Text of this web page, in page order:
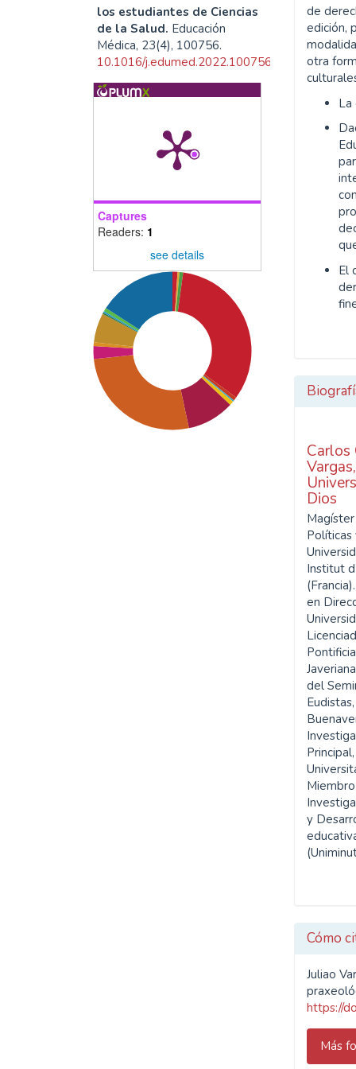
los estudiantes de Ciencias
de la Salud. Educación
Médica, 23(4), 100756.
10.1016/j.edumed.2022.100756
Captures
Readers: 1
see details
de
edición,
otra
La
El
Carlos
Dios
Políticas
Institut
en
del
y
Cómo
Juliao
https://
Más